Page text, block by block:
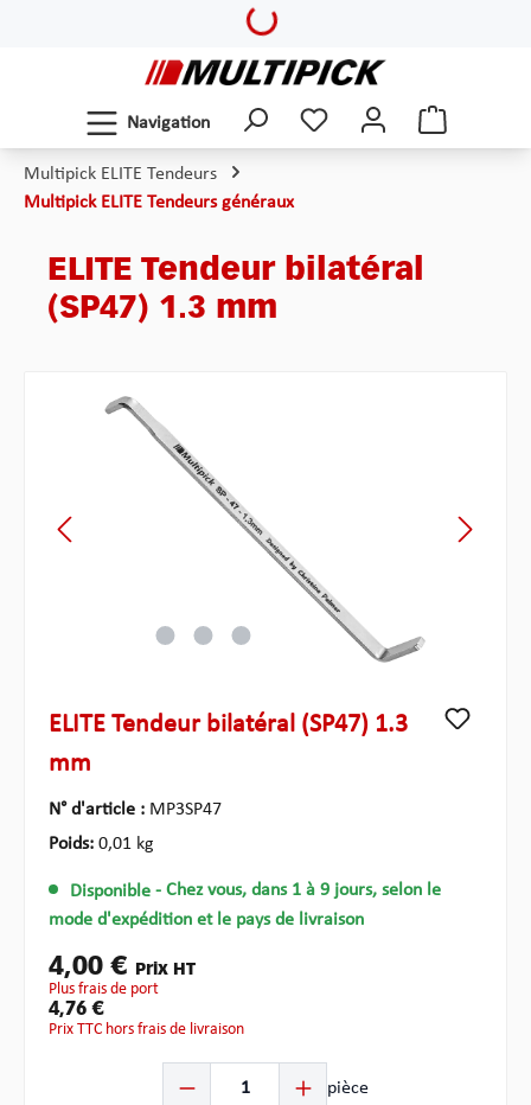
Loading...
Navigation
Multipick ELITE Tendeurs
Multipick ELITE Tendeurs généraux
ELITE Tendeur bilatéral
(SP47) 1.3 mm
Ignorer la galerie d'images
ELITE Tendeur bilatéral (SP47) 1.3
mm
N° d'article : MP3SP47
Poids: 0,01 kg
Disponible - Chez vous, dans 1 à 9 jours, selon le
mode d'expédition et le pays de livraison
4,00 € Prix HT
plus frais de port
4,76 €
Prix TTC hors frais de livraison
pièce